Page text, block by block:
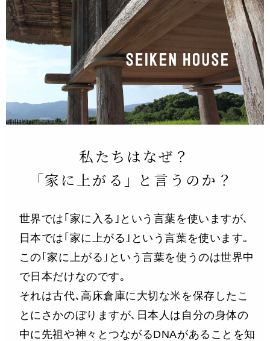
私たちはなぜ？
｢家に上がる｣ と言うのか？
世界では｢家に入る｣という言葉を使いますが､
日本では｢家に上がる｣という言葉を使います｡
この｢家に上がる｣という言葉を使うのは世界中
で日本だけなのです｡
それは古代､高床倉庫に大切な米を保存したこ
とにさかのぼりますが､日本人は自分の身体の
中に先祖や神々とつながるDNAがあることを知